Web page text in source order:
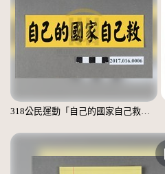
318公民運動「自己的國家自己救」標語貼紙